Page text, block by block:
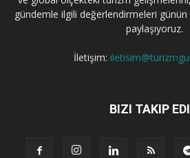
gündemle ilgili değerlendirmeleri günün
paylaşıyoruz.
İletişim:
BIZI TAKIP